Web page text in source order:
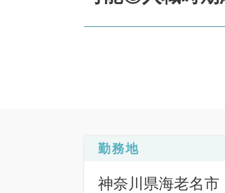
勤務地
神奈川県海老名市